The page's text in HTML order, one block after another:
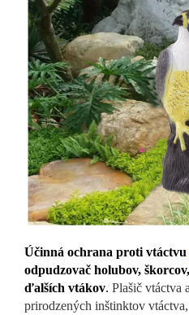
Účinná ochrana proti vtáctvu
odpudzovač holubov,
ďalších vtákov. Plašič vtáctva
prirodzených inštinktov